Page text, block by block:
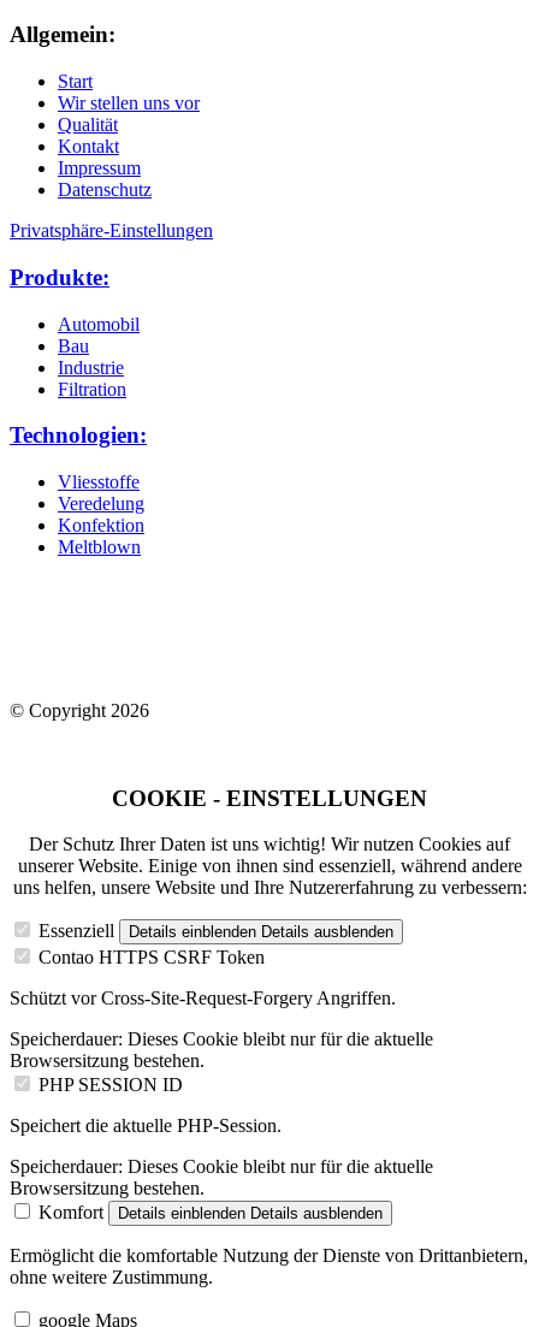
Allgemein:
Start
Wir stellen uns vor
Qualität
Kontakt
Impressum
Datenschutz
Privatsphäre-Einstellungen
Produkte:
Automobil
Bau
Industrie
Filtration
Technologien:
Vliesstoffe
Veredelung
Konfektion
Meltblown
© Copyright 2026
COOKIE - EINSTELLUNGEN
Der Schutz Ihrer Daten ist uns wichtig! Wir nutzen Cookies auf
unserer Website. Einige von ihnen sind essenziell, während andere
uns helfen, unsere Website und Ihre Nutzererfahrung zu verbessern:
Essenziell Details einblenden Details ausblenden
Contao HTTPS CSRF Token
Schützt vor Cross-Site-Request-Forgery Angriffen.
Speicherdauer: Dieses Cookie bleibt nur für die aktuelle
Browsersitzung bestehen.
PHP SESSION ID
Speichert die aktuelle PHP-Session.
Speicherdauer: Dieses Cookie bleibt nur für die aktuelle
Browsersitzung bestehen.
Komfort
Details einblenden Details ausblenden
Ermöglicht die komfortable Nutzung der Dienste von Drittanbietern,
ohne weitere Zustimmung.
google Maps